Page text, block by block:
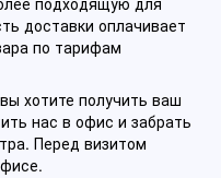
доставки оплачивает
по тарифам
хотите получить ваш
нас в офис и забрать
Перед визитом